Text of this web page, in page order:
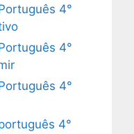
4°
4°
4°
4°